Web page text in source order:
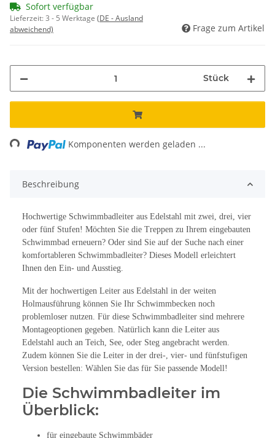
Sofort verfügbar
Lieferzeit:3 - 5 Werktage (DE - Ausland
abweichend)
Frage zum Artikel
Stück
Komponenten werden geladen ...
Beschreibung
Hochwertige Schwimmbadleiter aus Edelstahl mit zwei, drei, vier
oder fünf Stufen! Möchten Sie die Treppen zu Ihrem eingebauten
Schwimmbad erneuern? Oder sind Sie auf der Suche nach einer
komfortableren Schwimmbadleiter? Dieses Modell erleichtert
Ihnen den Ein- und Ausstieg.
Mit der hochwertigen Leiter aus Edelstahl in der weiten
Holmausführung können Sie Ihr Schwimmbecken noch
problemloser nutzen. Für diese Schwimmbadleiter sind mehrere
Montageoptionen gegeben. Natürlich kann die Leiter aus
Edelstahl auch an Teich, See, oder Steg angebracht werden.
Zudem können Sie die Leiter in der drei-, vier- und fünfstufigen
Version bestellen: Wählen Sie das für Sie passende Modell!
Die Schwimmbadleiter im
Überblick:
für eingebaute Schwimmbäder